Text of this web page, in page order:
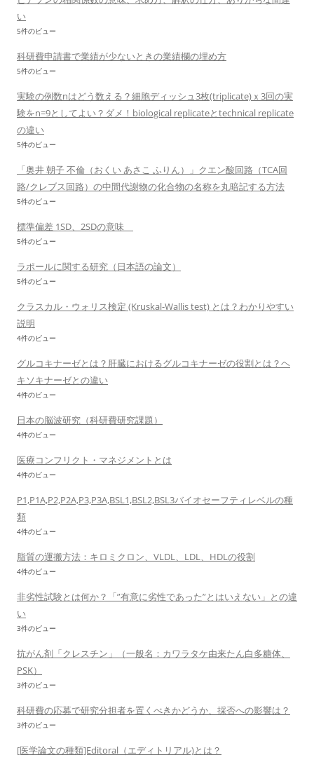
い
5件のビュー
科研費申請書で業績が少ないときの業績欄の埋め方
5件のビュー
実験の例数nはどう数える？細胞ディッシュ3枚(triplicate)ｘ3回の実
験をn=9としてよい？ダメ！biological replicateとtechnical replicate
の違い
5件のビュー
「奥井 朝子 不倫（おくい あさこ ふりん）」クエン酸回路（TCA回
路/クレブス回路）の中間代謝物の化合物の名称を丸暗記する方法
5件のビュー
標準偏差 1SD、2SDの意味
5件のビュー
ラポールに関する研究（日本語の論文）
5件のビュー
クラスカル・ウォリス検定 (Kruskal-Wallis test) とは？わかりやすい
説明
4件のビュー
グルコキナーゼとは？肝臓におけるグルコキナーゼの役割とは？ヘ
キソキナーゼとの違い
4件のビュー
日本の脳波研究（科研費研究課題）
4件のビュー
医療コンフリクト・マネジメントとは
4件のビュー
P1,P1A,P2,P2A,P3,P3A,BSL1,BSL2,BSL3バイオセーフティレベルの種
類
4件のビュー
脂質の運搬方法：キロミクロン、VLDL、LDL、HDLの役割
4件のビュー
非劣性試験とは何か？「”有意に劣性であった”とはいえない」との違
い
3件のビュー
抗がん剤「クレスチン」（一般名：カワラタケ由来たん白多糖体、
PSK）
3件のビュー
科研費の応募で研究分担者を置くべきかどうか、採否への影響は？
3件のビュー
[医学論文の種類]Editoral（エディトリアル)とは？